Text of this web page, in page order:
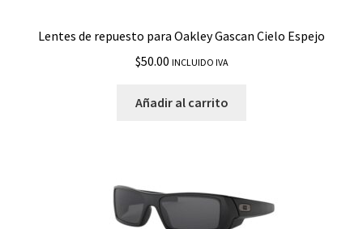
Lentes de repuesto para Oakley Gascan Cielo Espejo
$50.00 INCLUIDO IVA
Añadir al carrito